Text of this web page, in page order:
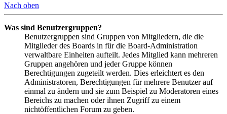
Nach oben
Was sind Benutzergruppen?
Benutzergruppen sind Gruppen von Mitgliedern, die die
Mitglieder des Boards in für die Board-Administration
verwaltbare Einheiten aufteilt. Jedes Mitglied kann mehreren
Gruppen angehören und jeder Gruppe können
Berechtigungen zugeteilt werden. Dies erleichtert es den
Administratoren, Berechtigungen für mehrere Benutzer auf
einmal zu ändern und sie zum Beispiel zu Moderatoren eines
Bereichs zu machen oder ihnen Zugriff zu einem
nichtöffentlichen Forum zu geben.